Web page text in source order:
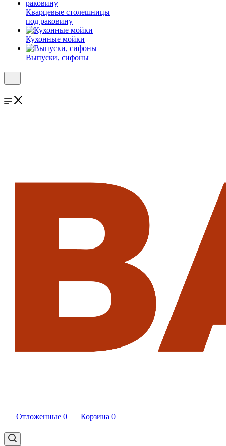
Кварцевые столешницы
под раковину
Кухонные мойки
Выпуски, сифоны
Отложенные 0 Корзина 0